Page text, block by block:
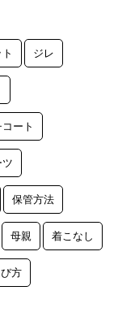
ジレ
ート
保管方法
母親 着こなし
方